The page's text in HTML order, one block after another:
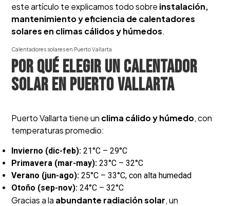
este artículo te explicamos todo sobre instalación,
mantenimiento y eficiencia de calentadores
solares en climas cálidos y húmedos.
Calentadores solares en Puerto Vallarta
Por qué elegir un calentador
solar en Puerto Vallarta
Puerto Vallarta tiene un clima cálido y húmedo, con
temperaturas promedio:
Invierno (dic-feb): 21°C – 29°C
Primavera (mar-may): 23°C – 32°C
Verano (jun-ago): 25°C – 33°C, con alta humedad
Otoño (sep-nov): 24°C – 32°C
Gracias a la abundante radiación solar, un